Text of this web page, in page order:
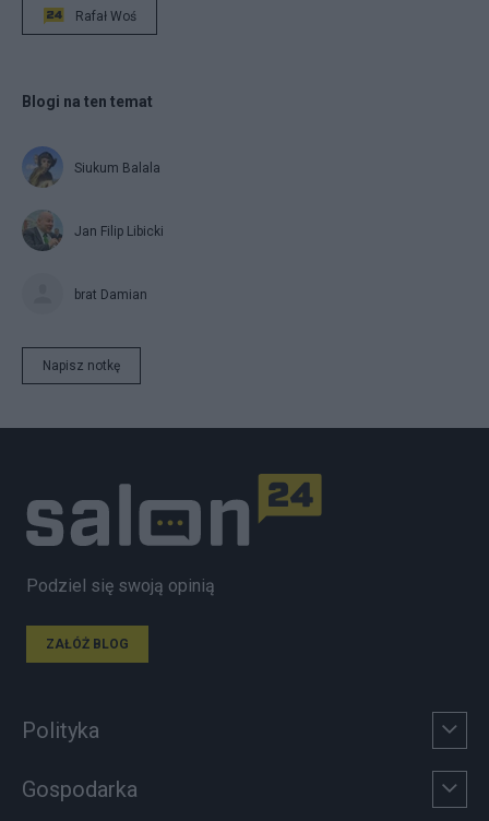
Rafał Woś
Blogi na ten temat
Siukum Balala
Jan Filip Libicki
brat Damian
Napisz notkę
Podziel się swoją opinią
ZAŁÓŻ BLOG
Polityka
Gospodarka